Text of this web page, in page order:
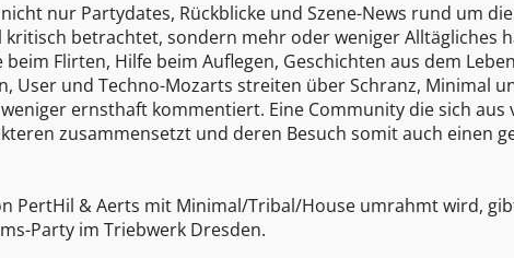
nur Partydates, Rückblicke und Szene-News rund um
betrachtet, sondern mehr oder weniger Alltägliches
Flirten, Hilfe beim Auflegen, Geschichten aus dem
User und Techno-Mozarts streiten über Schranz, Minimal
ernsthaft kommentiert. Eine Community die sich aus
zusammensetzt und deren Besuch somit auch einen
PertHil & Aerts mit Minimal/Tribal/House umrahmt wird,
Party im Triebwerk Dresden.